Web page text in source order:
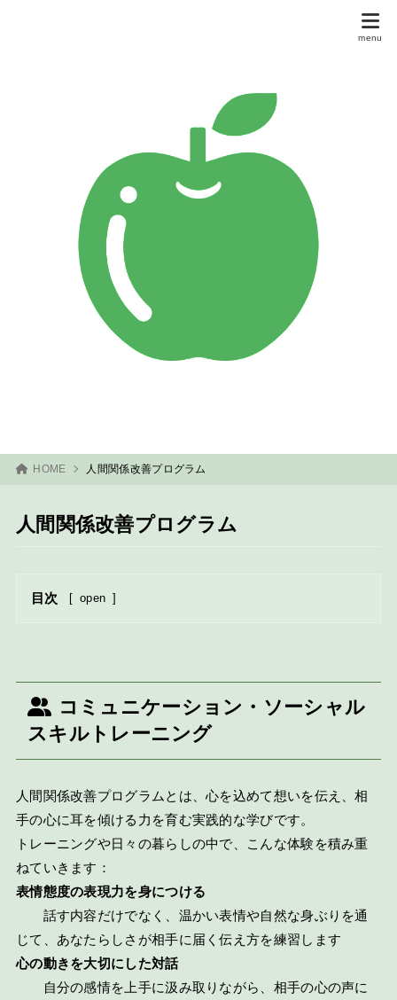
HOME 人間関係改善プログラム
人間関係改善プログラム
目次 [ open ]
コミュニケーション・ソーシャル
スキルトレーニング
人間関係改善プログラムとは、心を込めて想いを伝え、相
手の心に耳を傾ける力を育む実践的な学びです。
トレーニングや日々の暮らしの中で、こんな体験を積み重
ねていきます：
表情態度の表現力を身につける
話す内容だけでなく、温かい表情や自然な身ぶりを通
じて、あなたらしさが相手に届く伝え方を練習します
心の動きを大切にした対話
自分の感情を上手に汲み取りながら、相手の心の声に